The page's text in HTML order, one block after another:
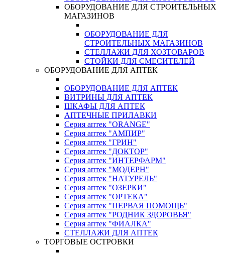
ОБОРУДОВАНИЕ ДЛЯ СТРОИТЕЛЬНЫХ
МАГАЗИНОВ
ОБОРУДОВАНИЕ ДЛЯ
СТРОИТЕЛЬНЫХ МАГАЗИНОВ
СТЕЛЛАЖИ ДЛЯ ХОЗТОВАРОВ
СТОЙКИ ДЛЯ СМЕСИТЕЛЕЙ
ОБОРУДОВАНИЕ ДЛЯ АПТЕК
ОБОРУДОВАНИЕ ДЛЯ АПТЕК
ВИТРИНЫ ДЛЯ АПТЕК
ШКАФЫ ДЛЯ АПТЕК
АПТЕЧНЫЕ ПРИЛАВКИ
Серия аптек "ORANGE"
Серия аптек "АМПИР"
Серия аптек "ГРИН"
Серия аптек "ДОКТОР"
Серия аптек "ИНТЕРФАРМ"
Серия аптек "МОДЕРН"
Серия аптек "НАТУРЕЛЬ"
Серия аптек "ОЗЕРКИ"
Серия аптек "ОРТЕКА"
Серия аптек "ПЕРВАЯ ПОМОЩЬ"
Серия аптек "РОДНИК ЗДОРОВЬЯ"
Серия аптек "ФИАЛКА"
СТЕЛЛАЖИ ДЛЯ АПТЕК
ТОРГОВЫЕ ОСТРОВКИ